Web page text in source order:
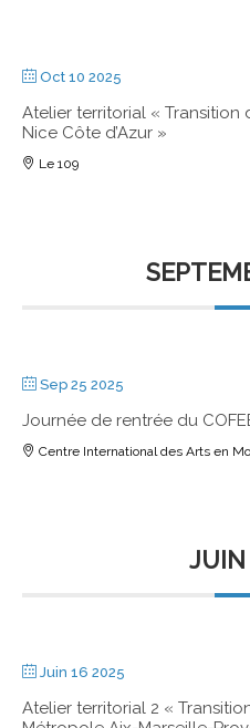
Oct 10 2025
Atelier territorial « Transition
Nice Côte d’Azur »
Le 109
Sep 25 2025
Journée de rentrée du
Centre International des Arts en
Juin 16 2025
Atelier territorial 2 «